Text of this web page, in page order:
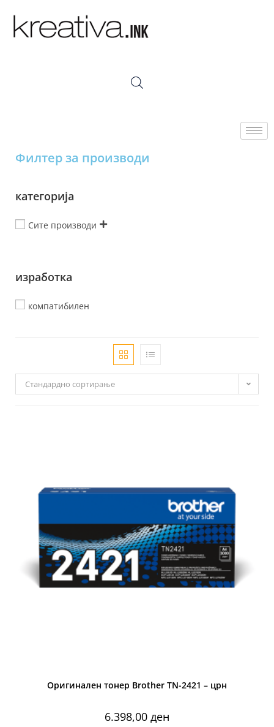
Филтер за производи
категорија
Сите производи
изработка
компатибилен
Стандардно сортирање
Оригинален тонер Brother TN-2421 – црн
6.398,00 ден